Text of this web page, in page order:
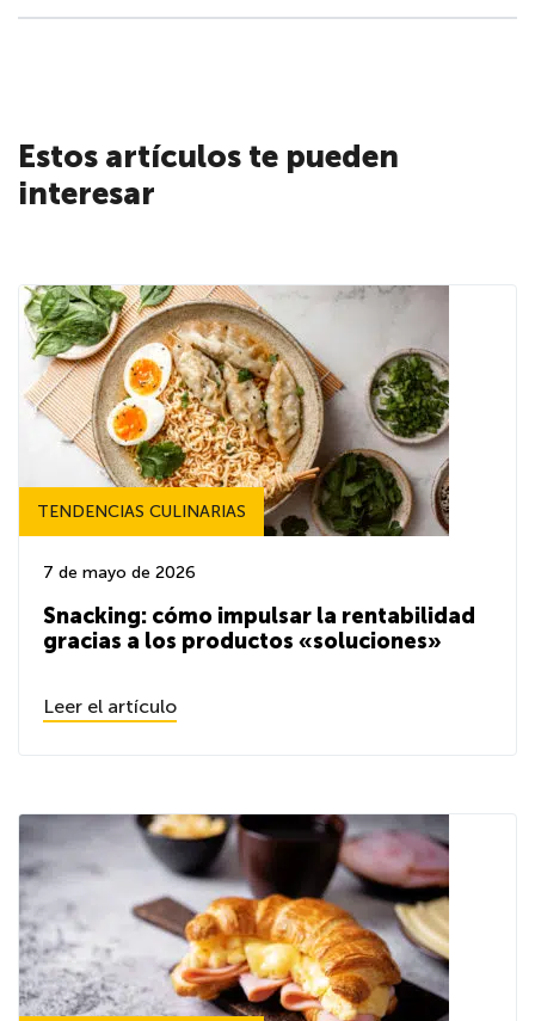
Estos artículos te pueden
interesar
TENDENCIAS CULINARIAS
7 de mayo de 2026
Snacking: cómo impulsar la rentabilidad
gracias a los productos «soluciones»
Leer el artículo